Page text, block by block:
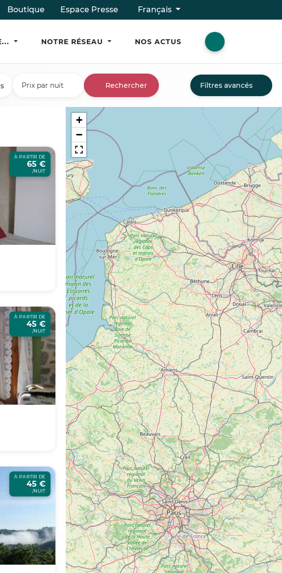
Boutique Espace Presse Français
NOTRE RÉSEAU NOS ACTUS
Prix par nuit Rechercher Filtres avancés
À PARTIR DE
65 €
/NUIT
À PARTIR DE
45 €
/NUIT
À PARTIR DE
45 €
/NUIT
+
−